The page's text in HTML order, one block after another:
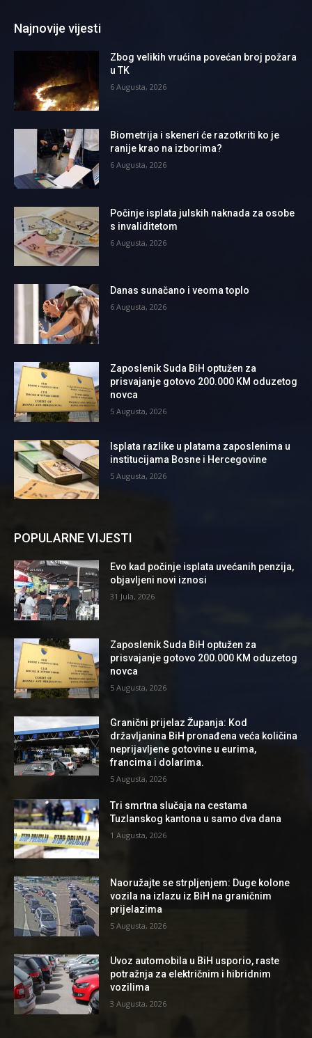
Najnovije vijesti
Zbog velikih vrućina povećan broj požara
u TK
6 Augusta, 2026
Biometrija i skeneri će razotkriti ko je
ranije krao na izborima?
6 Augusta, 2026
Počinje isplata julskih naknada za osobe
s invaliditetom
6 Augusta, 2026
Danas sunačano i veoma toplo
6 Augusta, 2026
Zaposlenik Suda BiH optužen za
prisvajanje gotovo 200.000 KM oduzetog
novca
5 Augusta, 2026
Isplata razlike u platama zaposlenima u
institucijama Bosne i Hercegovine
5 Augusta, 2026
POPULARNE VIJESTI
Evo kad počinje isplata uvećanih penzija,
objavljeni novi iznosi
31 Jula, 2026
Zaposlenik Suda BiH optužen za
prisvajanje gotovo 200.000 KM oduzetog
novca
5 Augusta, 2026
Granični prijelaz Županja: Kod
državljanina BiH pronađena veća količina
neprijavljene gotovine u eurima,
francima i dolarima.
5 Augusta, 2026
Tri smrtna slučaja na cestama
Tuzlanskog kantona u samo dva dana
1 Augusta, 2026
Naoružajte se strpljenjem: Duge kolone
vozila na izlazu iz BiH na graničnim
prijelazima
5 Augusta, 2026
Uvoz automobila u BiH usporio, raste
potražnja za električnim i hibridnim
vozilima
3 Augusta, 2026